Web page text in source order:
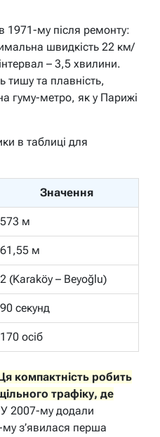
1971-му після ремонту:
швидкість 22 км/
– 3,5 хвилини.
тишу та плавність,
гуму-метро, як у Парижі
в таблиці для
Значення
573 м
61,55 м
2 (Karaköy – Beyoğlu)
90 секунд
170 осіб
компактність робить
трафіку, де
У 2007-му додали
му з’явилася перша